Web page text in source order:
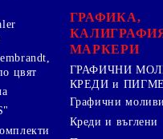
цвят
ГРАФИКА,
МАРКЕРИ
ГРАФИЧНИ
КРЕДИ и
Графични моливи
Креди и въглени